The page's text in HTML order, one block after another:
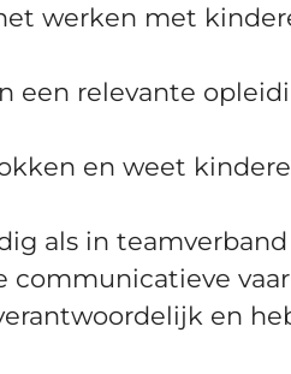
werken met
een relevante
en weet
als in
communicatieve
en